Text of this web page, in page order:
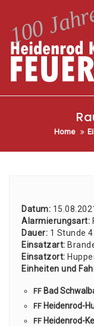
Home
Datum:
Alar­mie­rungs­art:
Dau­er: 1 Stun­de
Ein­satz­art:
Ein­satz­ort:
Ein­hei­ten und
FF Bad
FF Hei­den­rod-
FF Hei­den­rod-